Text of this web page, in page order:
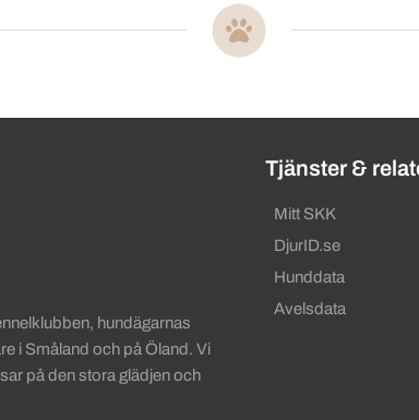
länkar
hundägarnas
i Småland och på Öland. Vi
på den stora glädjen och
Tjänster &
Mitt SKK
DjurID.se
Hunddata
Avelsdata